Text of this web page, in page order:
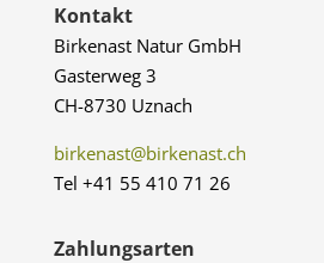
Kontakt
Birkenast Natur GmbH
Gasterweg 3
CH-8730 Uznach
birkenast@birkenast.ch
Tel +41 55 410 71 26
Zahlungsarten